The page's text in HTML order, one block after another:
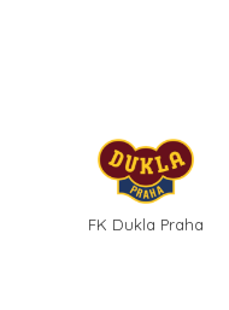
FK Dukla Praha